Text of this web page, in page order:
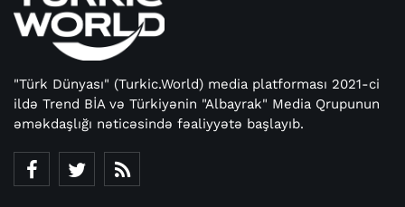
"Türk Dünyası" (Turkic.World) media platforması 2021-ci
ildə Trend BİA və Türkiyənin "Albayrak" Media Qrupunun
əməkdaşlığı nəticəsində fəaliyyətə başlayıb.